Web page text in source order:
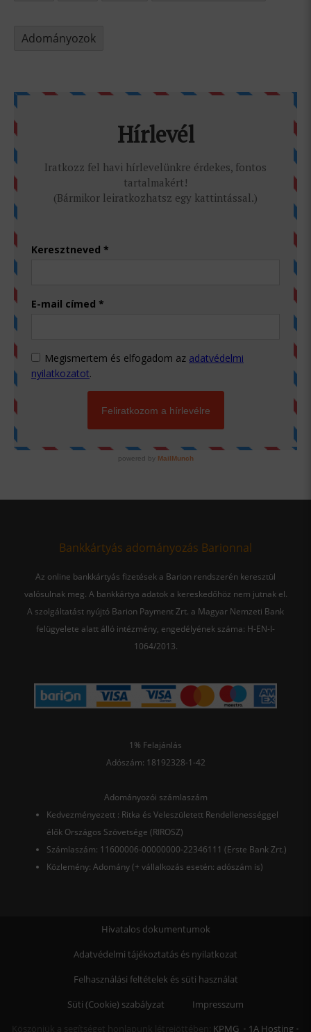
Adományozok
Bankkártyás adományozás Barionnal
Az online bankkártyás fizetések a Barion rendszerén keresztül
valósulnak meg. A bankkártya adatok a kereskedőhöz nem jutnak el.
A szolgáltatást nyújtó Barion Payment Zrt. a Magyar Nemzeti Bank
felügyelete alatt álló intézmény, engedélyének száma: H-EN-I-
1064/2013.
1% Felajánlás
Adószám: 18192328-1-42
Adományozói számlaszám
Kedvezményezett : Ritka és Veleszületett Rendellenességgel
élők Országos Szövetsége (RIROSZ)
Számlaszám: 11600006-00000000-22346111 (Erste Bank Zrt.)
Közlemény: Adomány (+ vállalkozás esetén: adószám is)
Hivatalos dokumentumok
Adatvédelmi tájékoztatás és nyilatkozat
Felhasználási feltételek és süti használat
Süti (Cookie) szabályzat
Impresszum
Köszönjük a segítséget honlapunk létrejöttében: KPMG • 1A Hosting •